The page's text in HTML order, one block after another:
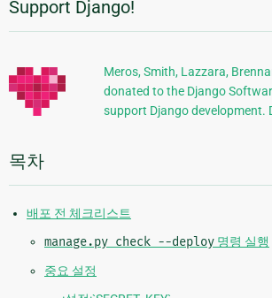
추
정
보
Support Django!
Meros, Smith, Lazzara,
donated to the Django
support Django development.
목차
배포 전 체크리스트
manage.py check --deploy 명령 실행
중요 설정